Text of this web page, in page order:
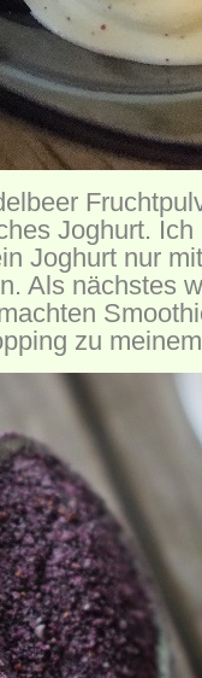
Joghurt.
Joghurt nur
Als nächstes
zu